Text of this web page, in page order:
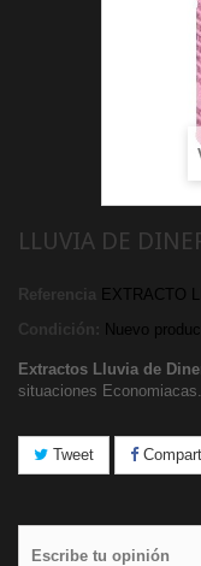
LLUVIA DE
Referencia EXTRACTO
Condición: Nuevo
Extractos Lluvia de
situaciones
Tweet
Escribe tu opinión